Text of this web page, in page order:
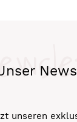
unseren